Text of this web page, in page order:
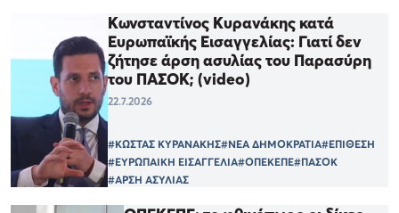
Κωνσταντίνος Κυρανάκης κατά
Ευρωπαϊκής Εισαγγελίας: Γιατί δεν
ζήτησε άρση ασυλίας του Παρασύρη
του ΠΑΣΟΚ; (video)
22.7.2026
#ΚΩΣΤΑΣ ΚΥΡΑΝΑΚΗΣ#ΝΕΑ ΔΗΜΟΚΡΑΤΙΑ#ΕΠΙΘΕΣΗ
#ΕΥΡΩΠΑΙΚΗ ΕΙΣΑΓΓΕΛΙΑ#ΟΠΕΚΕΠΕ#ΠΑΣΟΚ
#ΑΡΣΗ ΑΣΥΛΙΑΣ